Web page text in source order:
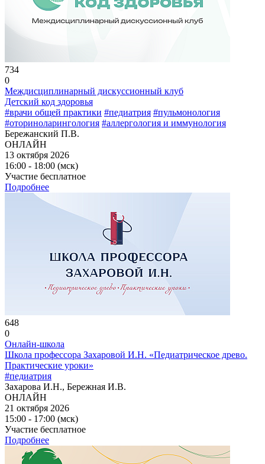
734
0
Междисциплинарный дискуссионный клуб
Детский код здоровья
#врачи общей практики #педиатрия #пульмонология
#оториноларингология #аллергология и иммунология
Бережанский П.В.
ОНЛАЙН
13 октября 2026
16:00 - 18:00 (мск)
Участие бесплатное
Подробнее
648
0
Онлайн-школа
Школа профессора Захаровой И.Н. «Педиатрическое древо.
Практические уроки»
#педиатрия
Захарова И.Н., Бережная И.В.
ОНЛАЙН
21 октября 2026
15:00 - 17:00 (мск)
Участие бесплатное
Подробнее